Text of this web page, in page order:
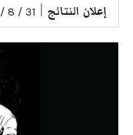
إعلان النتائج 31 / 8 / 2026